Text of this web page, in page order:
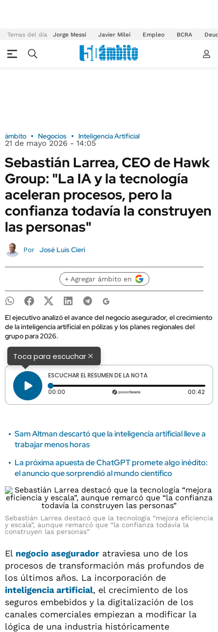
Temas del día Jorge Messi Javier Milei Empleo BCRA
ámbito Negocios Inteligencia Artificial
21 de mayo 2026 - 14:05
Sebastián Larrea, CEO de Hawk
Group: "La IA y la tecnología
aceleran procesos, pero la
confianza todavía la construyen
las personas"
Por José Luis Cieri
+ Agregar ámbito en
El ejecutivo analizó el avance del negocio asegurador, el crecimiento
de la inteligencia artificial en pólizas y los planes regionales del
grupo para 2026.
Toca para escuchar×
ESCUCHAR EL RESUMEN DE LA NOTA
00:00 Tiempo transcurrido: 0 segundos 00:42
Sam Altman descartó que la inteligencia artificial lleve a
trabajar menos horas
La próxima apuesta de ChatGPT promete algo inédito:
el anuncio que sorprendió al mundo científico
Sebastián Larrea destacó que la tecnología “mejora eficiencia
y escala”, aunque remarcó que “la confianza todavía la
construyen las personas”
El negocio asegurador atraviesa uno de los
procesos de transformación más profundos de
los últimos años. La incorporación de
inteligencia artificial, el crecimiento de los
seguros embebidos y la digitalización de los
canales comerciales empiezan a modificar la
lógica de una industria históricamente